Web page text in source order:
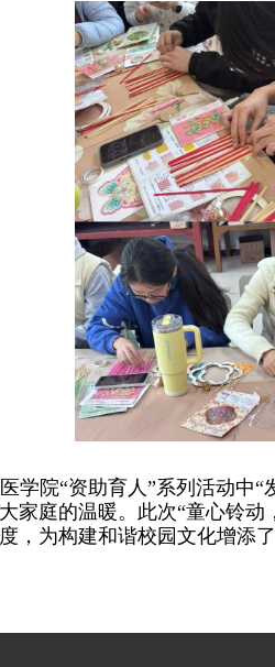
学院“资助育人”系列活动中
家庭的温暖。此次“童心铃
，为构建和谐校园文化增添